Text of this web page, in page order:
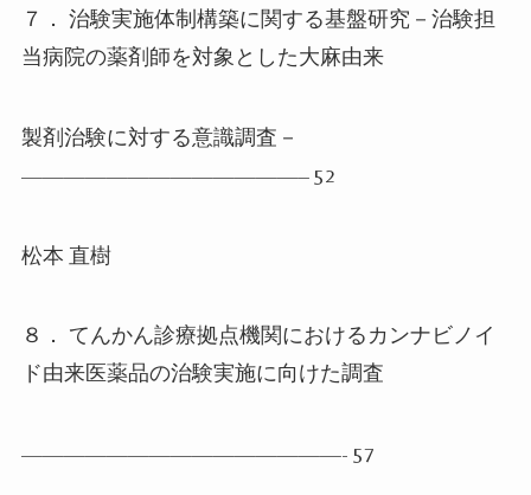
７． 治験実施体制構築に関する基盤研究－治験担
当病院の薬剤師を対象とした大麻由来
製剤治験に対する意識調査－
—————————————– 52
松本 直樹
８． てんかん診療拠点機関におけるカンナビノイ
ド由来医薬品の治験実施に向けた調査
———————————————- 57